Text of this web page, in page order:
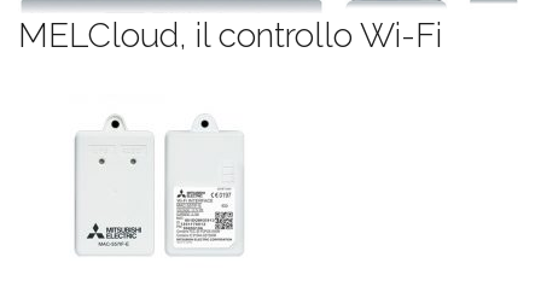
MELCloud, il controllo Wi-Fi